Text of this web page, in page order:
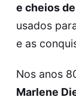
e cheios
usados
e as
Nos anos
Marlene